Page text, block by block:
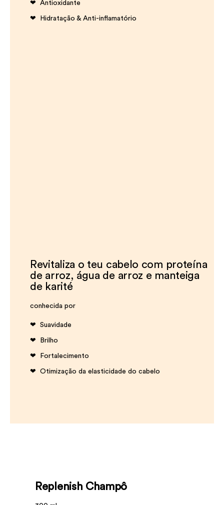
Antioxidante
Hidratação & Anti-inflamatório
Revitaliza o teu cabelo com proteína
de arroz, água de arroz e manteiga
de karité
conhecida por
Suavidade
Brilho
Fortalecimento
Otimização da elasticidade do cabelo
Replenish Champô